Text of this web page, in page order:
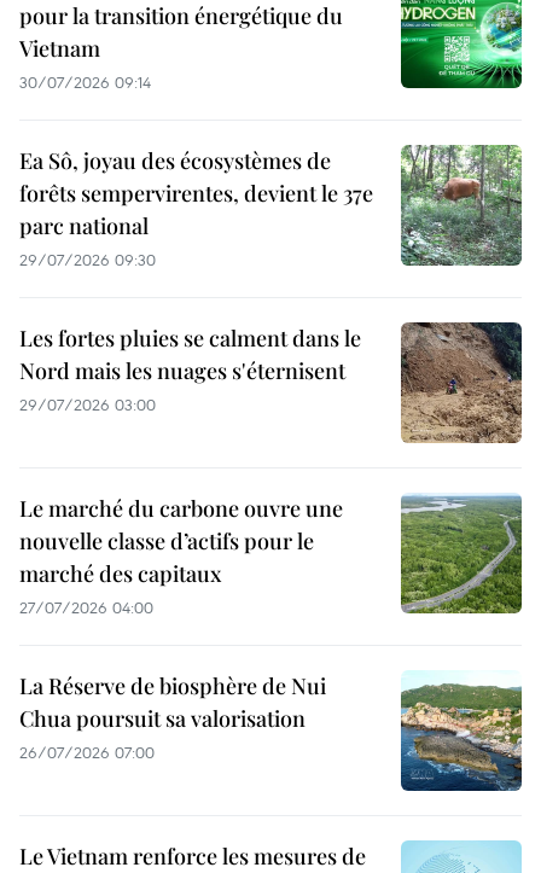
pour la transition énergétique du
Vietnam
30/07/2026 09:14
Ea Sô, joyau des écosystèmes de
forêts sempervirentes, devient le 37e
parc national
29/07/2026 09:30
Les fortes pluies se calment dans le
Nord mais les nuages s'éternisent
29/07/2026 03:00
Le marché du carbone ouvre une
nouvelle classe d’actifs pour le
marché des capitaux
27/07/2026 04:00
La Réserve de biosphère de Nui
Chua poursuit sa valorisation
26/07/2026 07:00
Le Vietnam renforce les mesures de